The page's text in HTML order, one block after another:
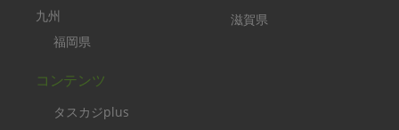
九州
福岡県
滋賀県
コンテンツ
タスカジplus